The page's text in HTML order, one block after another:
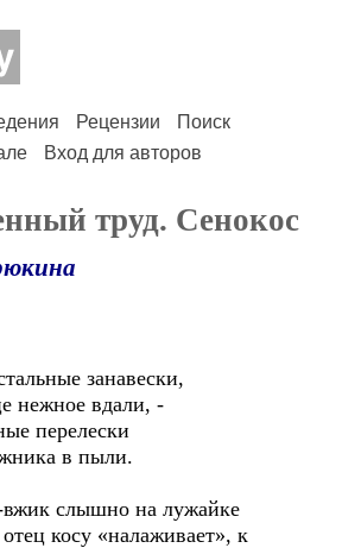
Рецензии
Поиск
Вход для авторов
труд. Сенокос
занавески,
нежное вдали, -
перелески
в пыли.
слышно на лужайке
косу «налаживает», к